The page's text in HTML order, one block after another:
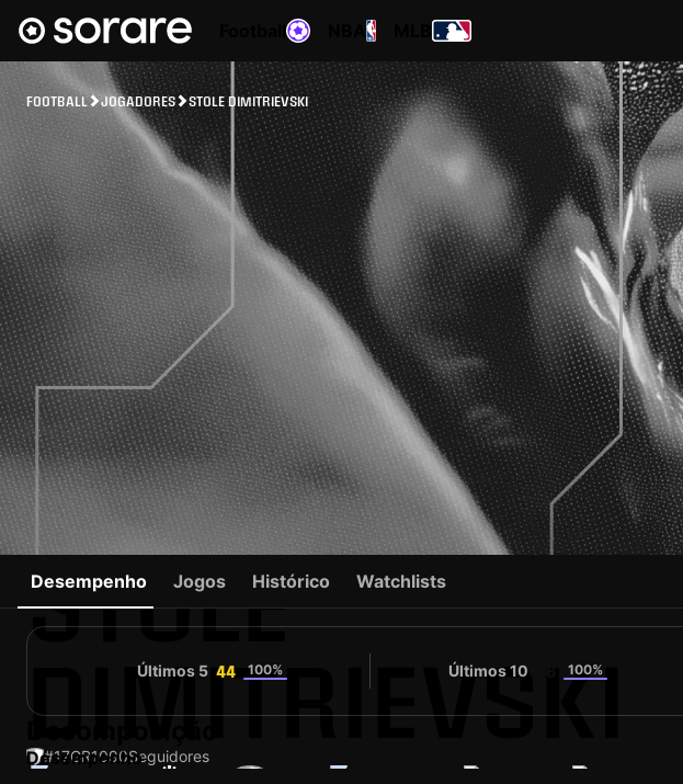
FOOTBALL JOGADORES STOLE DIMITRIEVSKI
STOLE
DIMITRIEVSKI
#17GR1090Seguidores
Desempenho Jogos Histórico Watchlists
Últimos 5 44 100% Últimos 10 100%
Desempenho